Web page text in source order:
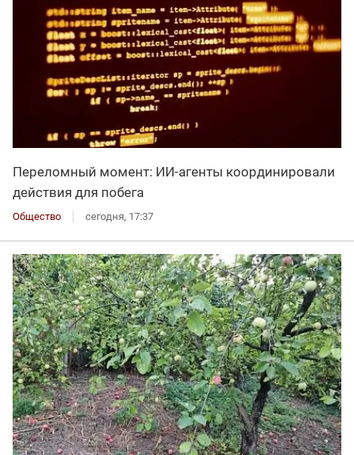
Переломный момент: ИИ-агенты координировали
действия для побега
Общество сегодня, 17:37